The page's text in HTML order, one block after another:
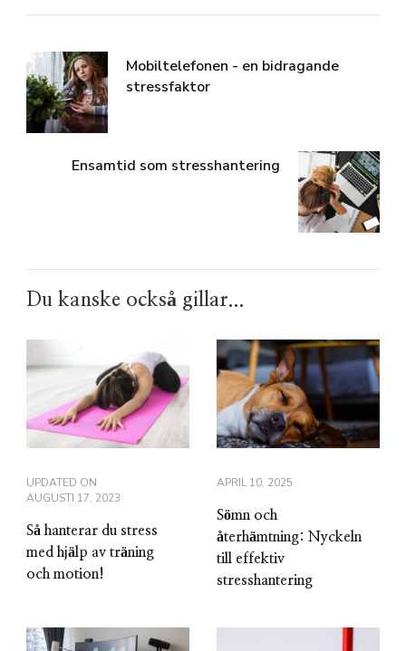
Mobiltelefonen - en bidragande
stressfaktor
Ensamtid som stresshantering
Du kanske också gillar...
UPDATED ON
AUGUSTI 17, 2023
Så hanterar du stress
med hjälp av träning
och motion!
APRIL 10, 2025
Sömn och
återhämtning: Nyckeln
till effektiv
stresshantering